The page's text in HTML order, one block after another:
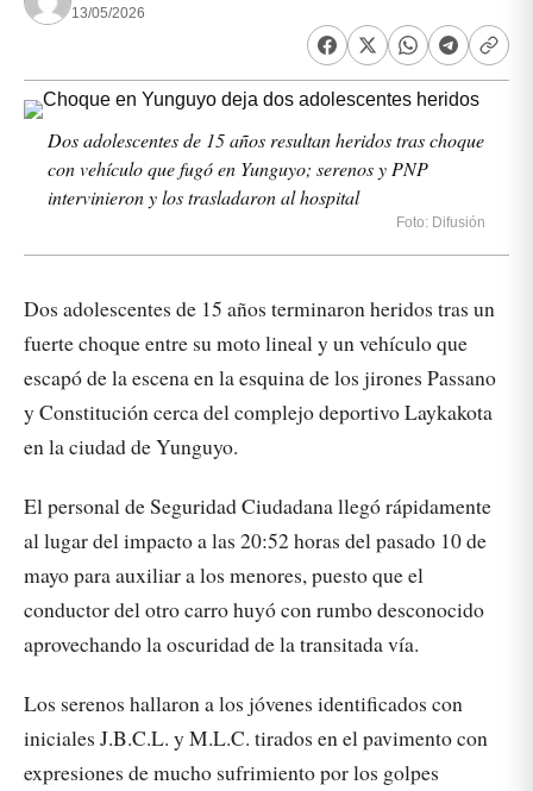
13/05/2026
Dos adolescentes de 15 años resultan heridos tras choque
con vehículo que fugó en Yunguyo; serenos y PNP
intervinieron y los trasladaron al hospital
Foto: Difusión
Dos adolescentes de 15 años terminaron heridos tras un
fuerte choque entre su moto lineal y un vehículo que
escapó de la escena en la esquina de los jirones Passano
y Constitución cerca del complejo deportivo Laykakota
en la ciudad de Yunguyo.
El personal de Seguridad Ciudadana llegó rápidamente
al lugar del impacto a las 20:52 horas del pasado 10 de
mayo para auxiliar a los menores, puesto que el
conductor del otro carro huyó con rumbo desconocido
aprovechando la oscuridad de la transitada vía.
Los serenos hallaron a los jóvenes identificados con
iniciales J.B.C.L. y M.L.C. tirados en el pavimento con
expresiones de mucho sufrimiento por los golpes